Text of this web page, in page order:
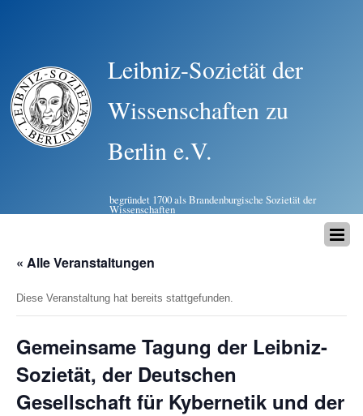
Leibniz-Sozietät der
Wissenschaften zu
Berlin e.V.
begründet 1700 als Brandenburgische Sozietät der
Wissenschaften
« Alle Veranstaltungen
Diese Veranstaltung hat bereits stattgefunden.
Gemeinsame Tagung der Leibniz-
Sozietät, der Deutschen
Gesellschaft für Kybernetik und der